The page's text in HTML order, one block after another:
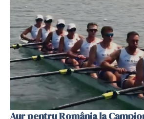
Aur pentru România la